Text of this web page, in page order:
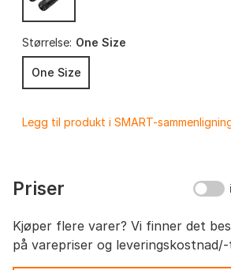
Størrelse: One Size
One Size
Legg til produkt i SMART-
Priser
Kjøper flere varer? Vi finner det
på varepriser og leveringskostnad/-